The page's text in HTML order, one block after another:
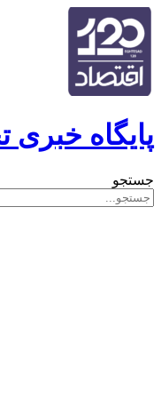
پایگاه خبری
جستجو